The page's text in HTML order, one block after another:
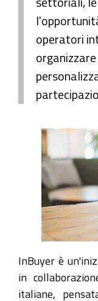
operatori
InBuyer è
in
italiane,